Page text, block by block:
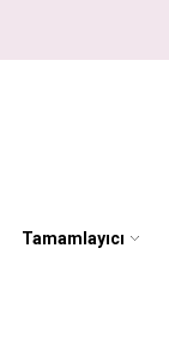
Tamamlayıcı